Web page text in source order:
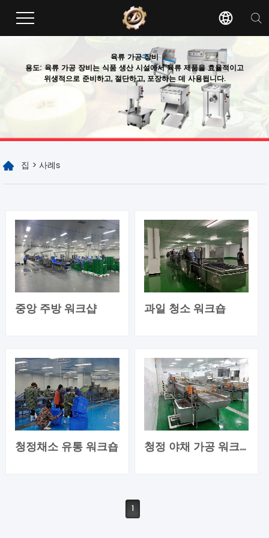
육류 가공 장비
용도: 육류 가공 장비는 식품 생산 시설에서 육류 제품을 효율적이고
위생적으로 준비하고, 절단하고, 포장하는 데 사용됩니다.
집 > 사례s
중앙 주방 워크샵 과일 청소 워크숍
청정채소 유통 워크숍 청정 야채 가공 워크샵
1